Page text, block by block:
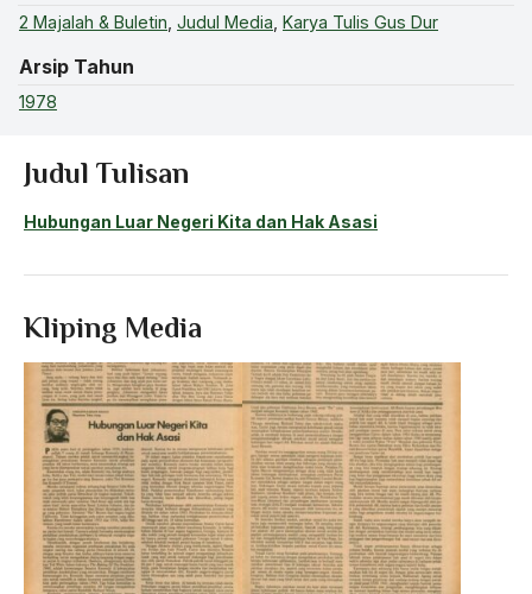
2 Majalah & Buletin Judul Media Karya Tulis Gus Dur
Arsip Tahun
1978
Judul Tulisan
Hubungan Luar Negeri Kita dan Hak Asasi
Kliping Media